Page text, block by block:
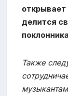
делится
Также